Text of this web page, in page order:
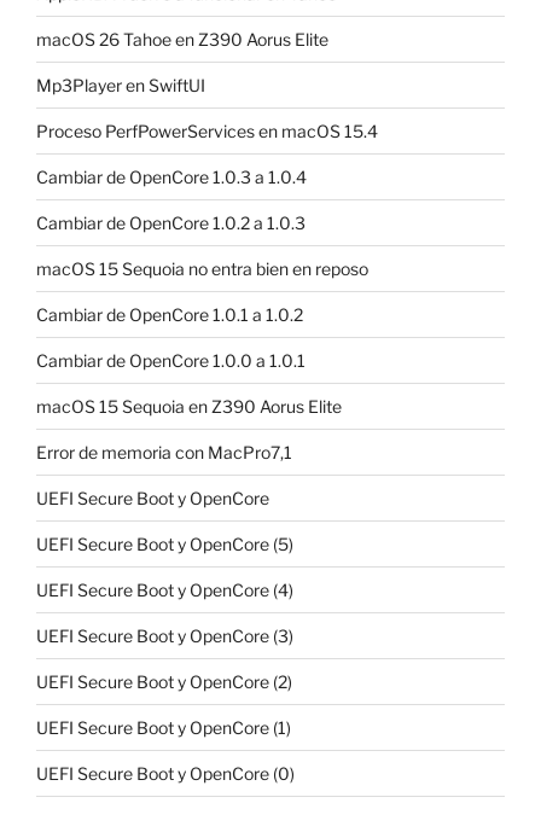
macOS 26 Tahoe en Z390 Aorus Elite
Mp3Player en SwiftUI
Proceso PerfPowerServices en macOS 15.4
Cambiar de OpenCore 1.0.3 a 1.0.4
Cambiar de OpenCore 1.0.2 a 1.0.3
macOS 15 Sequoia no entra bien en reposo
Cambiar de OpenCore 1.0.1 a 1.0.2
Cambiar de OpenCore 1.0.0 a 1.0.1
macOS 15 Sequoia en Z390 Aorus Elite
Error de memoria con MacPro7,1
UEFI Secure Boot y OpenCore
UEFI Secure Boot y OpenCore (5)
UEFI Secure Boot y OpenCore (4)
UEFI Secure Boot y OpenCore (3)
UEFI Secure Boot y OpenCore (2)
UEFI Secure Boot y OpenCore (1)
UEFI Secure Boot y OpenCore (0)